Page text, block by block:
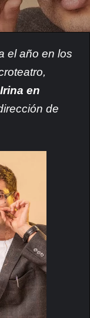
el año en los
en
de